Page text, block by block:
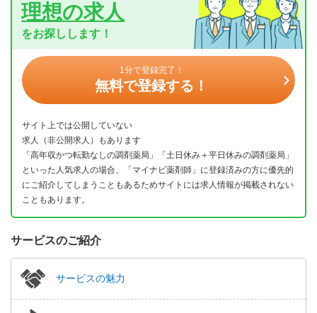
理想の求人
をお探しします！
1分で登録完了！
無料で登録する！
サイト上では公開していない
求人（非公開求人）もあります
「高年収かつ転勤なしの調剤薬局」「土日休み＋平日休みの調剤薬局」
といった人気求人の場合、「マイナビ薬剤師」に登録済みの方に優先的
にご紹介してしまうこともあるためサイトには求人情報が掲載されない
こともあります。
サービスのご紹介
サービスの魅力